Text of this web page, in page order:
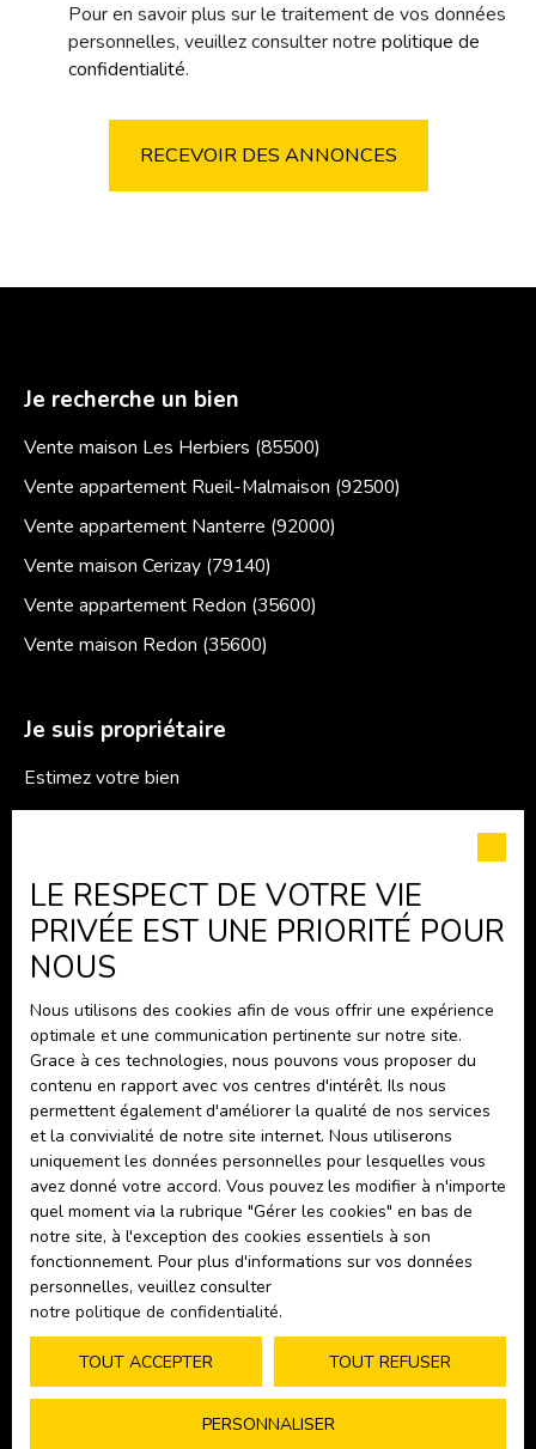
Pour en savoir plus sur le traitement de vos données
personnelles, veuillez consulter notre politique de
confidentialité.
RECEVOIR DES ANNONCES
Je recherche un bien
Vente maison Les Herbiers (85500)
Vente appartement Rueil-Malmaison (92500)
Vente appartement Nanterre (92000)
Vente maison Cerizay (79140)
Vente appartement Redon (35600)
Vente maison Redon (35600)
Je suis propriétaire
Estimez votre bien
Espace vendeur
Gestion locative
Nous contacter
Informations
Nos honoraires
Mentions légales
Politique de confidentialité
Plan du site
Gérer les cookies
Propulsé par
LE RESPECT DE VOTRE VIE
PRIVÉE EST UNE PRIORITÉ POUR
NOUS
Nous utilisons des cookies afin de vous offrir une expérience
optimale et une communication pertinente sur notre site.
Grace à ces technologies, nous pouvons vous proposer du
contenu en rapport avec vos centres d'intérêt. Ils nous
permettent également d'améliorer la qualité de nos services
et la convivialité de notre site internet. Nous utiliserons
uniquement les données personnelles pour lesquelles vous
avez donné votre accord. Vous pouvez les modifier à n'importe
quel moment via la rubrique ″Gérer les cookies″ en bas de
notre site, à l'exception des cookies essentiels à son
fonctionnement. Pour plus d'informations sur vos données
personnelles, veuillez consulter
notre politique de confidentialité.
TOUT ACCEPTER TOUT REFUSER
PERSONNALISER